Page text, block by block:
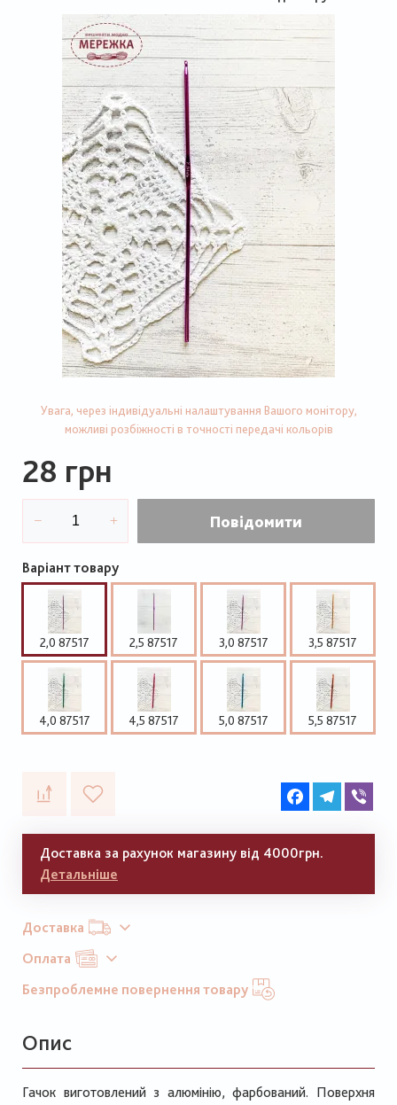
Увага, через індивідуальні налаштування Вашого монітору,
можливі розбіжності в точності передачі кольорів
28 грн
Повідомити
Варіант товару
2,0 87517 2,5 87517 3,0 87517 3,5 87517
4,0 87517 4,5 87517 5,0 87517 5,5 87517
FacebookTelegram
Доставка за рахунок магазину від 4000грн.
Детальніше
Доставка
Оплата
Безпроблемне повернення товару
Опис
Гачок виготовлений з алюмінію, фарбований. Поверхня